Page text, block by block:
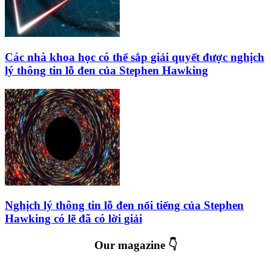
Các nhà khoa học có thể sắp giải quyết được nghịch
lý thông tin lỗ đen của Stephen Hawking
Nghịch lý thông tin lỗ đen nổi tiếng của Stephen
Hawking có lẽ đã có lời giải
Our magazine 👇